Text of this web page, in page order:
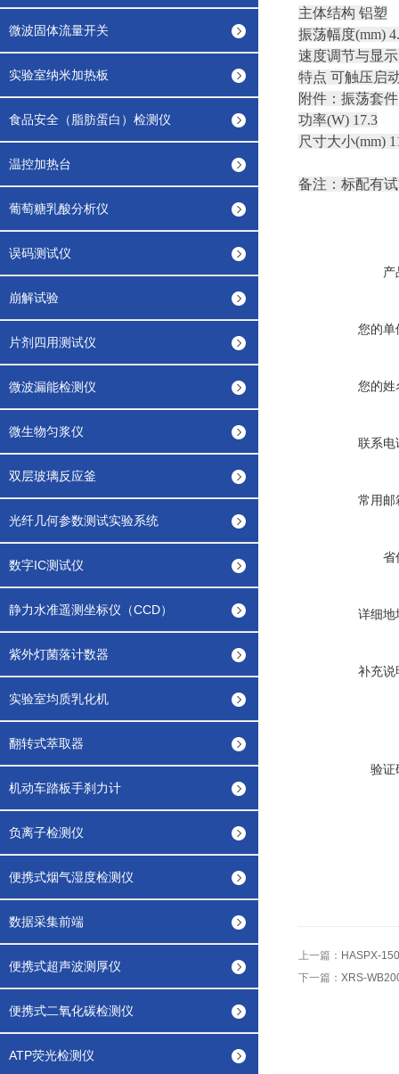
微波固体流量开关
实验室纳米加热板
食品安全（脂肪蛋白）检测仪
温控加热台
葡萄糖乳酸分析仪
误码测试仪
崩解试验
片剂四用测试仪
微波漏能检测仪
微生物匀浆仪
双层玻璃反应釜
光纤几何参数测试实验系统
数字IC测试仪
静力水准遥测坐标仪（CCD）
紫外灯菌落计数器
实验室均质乳化机
翻转式萃取器
机动车踏板手刹力计
负离子检测仪
便携式烟气湿度检测仪
数据采集前端
便携式超声波测厚仪
便携式二氧化碳检测仪
ATP荧光检测仪
主体结构 铝塑
振荡幅度(mm)
速度调节与显
特点 可触压启
附件：振荡套件
功率(W) 17.3
尺寸大小(mm)
备注：标配有
产
您的单
您的姓
联系电
常用邮
省
详细地
补充说
验证
上一篇： HASPX-
下一篇： XRS-